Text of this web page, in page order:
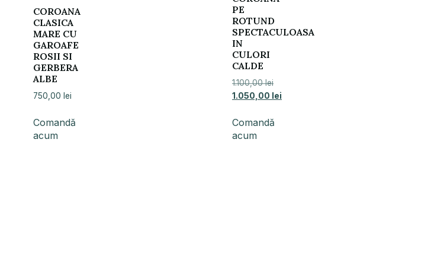
COROANA
CLASICA
MARE CU
GAROAFE
ROSII SI
GERBERA
ALBE
750,00 lei
Comandă
acum
PE
ROTUND
SPECTACULOASA
IN
CULORI
CALDE
1.100,00lei
1.050,00 lei
Comandă
acum